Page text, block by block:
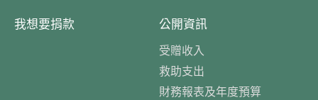
我想要捐款 公開資訊
受贈收入
救助支出
財務報表及年度預算